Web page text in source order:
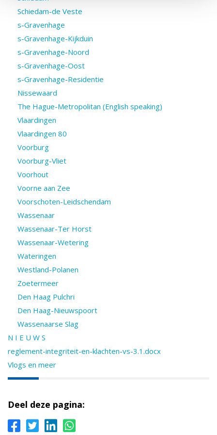
Schiedam-de Veste
s-Gravenhage
s-Gravenhage-Kijkduin
s-Gravenhage-Noord
s-Gravenhage-Oost
s-Gravenhage-Residentie
Nissewaard
The Hague-Metropolitan (English speaking)
Vlaardingen
Vlaardingen 80
Voorburg
Voorburg-Vliet
Voorhout
Voorne aan Zee
Voorschoten-Leidschendam
Wassenaar
Wassenaar-Ter Horst
Wassenaar-Wetering
Wateringen
Westland-Polanen
Zoetermeer
Den Haag Pulchri
Den Haag-Nieuwspoort
Wassenaarse Slag
N I E U W S
reglement-integriteit-en-klachten-vs-3.1.docx
Vlogs en meer
Deel deze pagina: